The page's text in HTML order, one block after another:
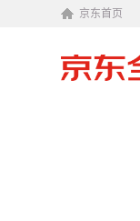
京东首页